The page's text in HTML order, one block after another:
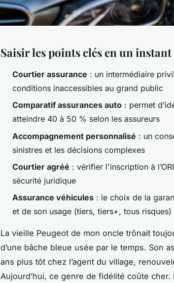
Saisir les points clés en un instant
Courtier assurance : un intermédiaire
conditions inaccessibles au grand public
Comparatif assurances auto : permet
atteindre 40 à 50 % selon les assureurs
Accompagnement personnalisé : un
sinistres et les décisions complexes
Courtier agréé : vérifier l'inscription à
sécurité juridique
Assurance véhicules : le choix de la
et de son usage (tiers, tiers+, tous risques)
La vieille Peugeot de mon oncle trônait
d’une bâche bleue usée par le temps. Son
ans plus tôt chez l’agent du village,
Aujourd’hui, ce genre de fidélité coûte